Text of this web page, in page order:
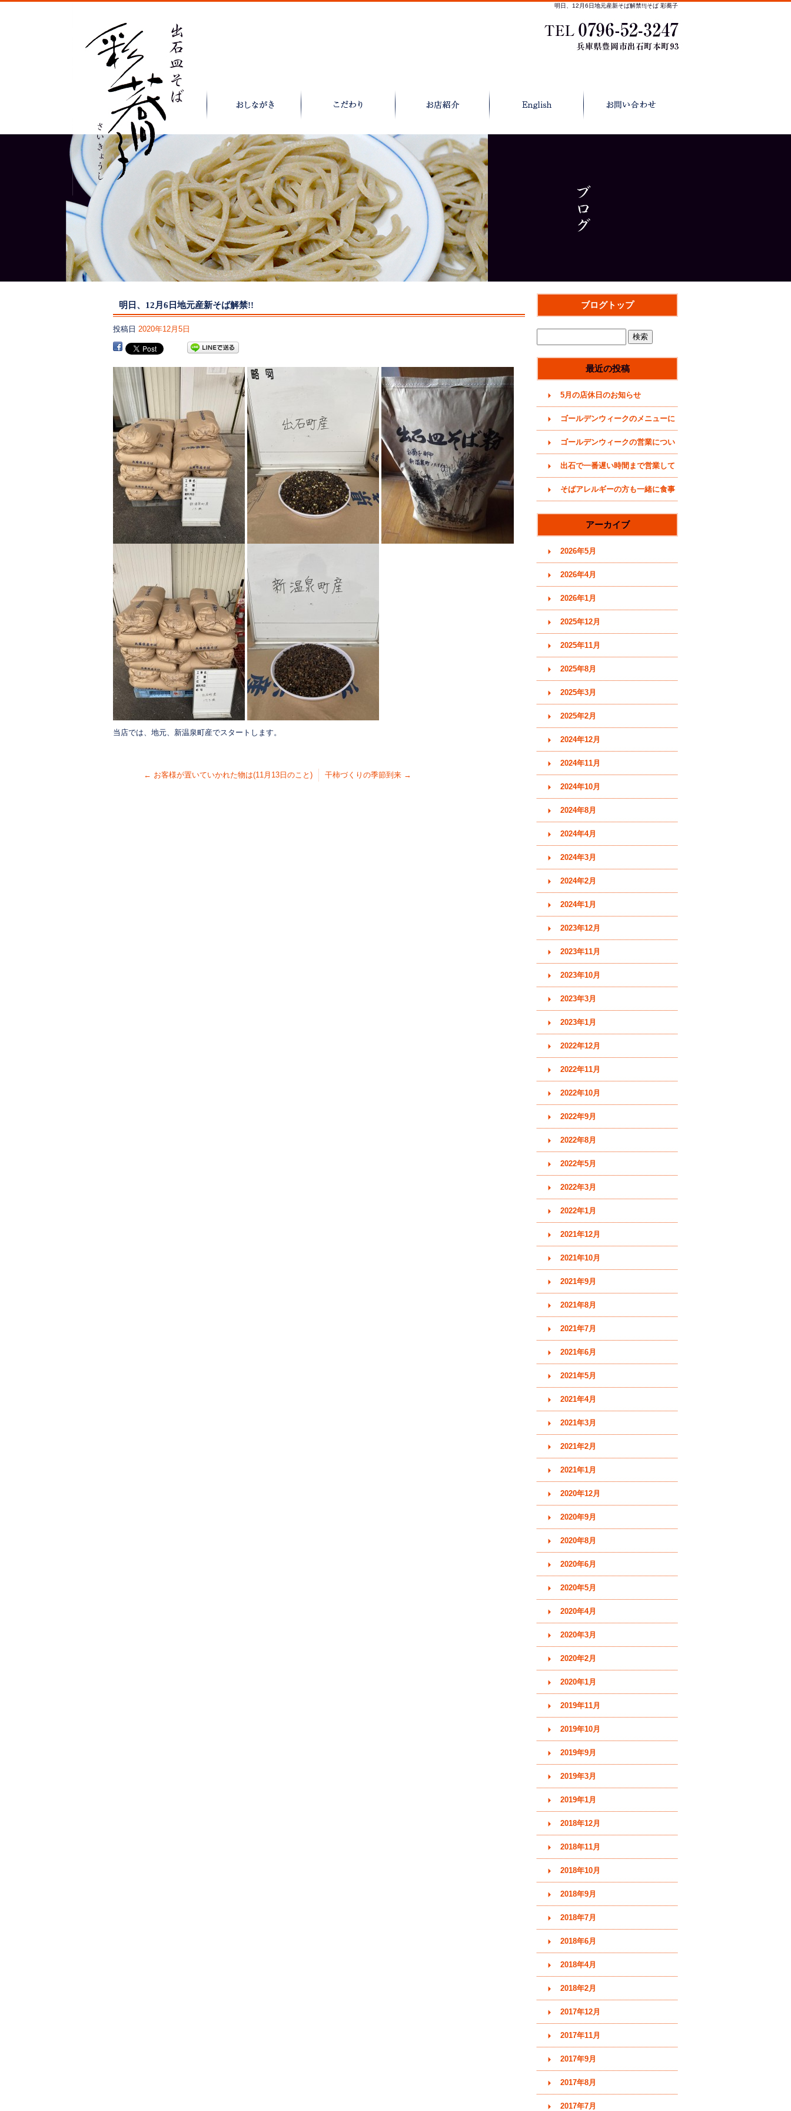
明日、12月6日地元産新そば解禁!!|そば 彩蕎子
明日、12月6日地元産新そば解禁!!
投稿日 2020年12月5日
当店では、地元、新温泉町産でスタートします。
← お客様が置いていかれた物は(11月13日のこと) 干柿づくりの季節到来 →
ブログトップ
最近の投稿
5月の店休日のお知らせ
ゴールデンウィークのメニューに
ついて(2026年)
ゴールデンウィークの営業につい
て(2026年4月29日)
出石で一番遅い時間まで営業して
いるそば屋(〜20時まで)
そばアレルギーの方も一緒に食事
をどうぞ (うどんメニューありま
す)
アーカイブ
2026年5月
2026年4月
2026年1月
2025年12月
2025年11月
2025年8月
2025年3月
2025年2月
2024年12月
2024年11月
2024年10月
2024年8月
2024年4月
2024年3月
2024年2月
2024年1月
2023年12月
2023年11月
2023年10月
2023年3月
2023年1月
2022年12月
2022年11月
2022年10月
2022年9月
2022年8月
2022年5月
2022年3月
2022年1月
2021年12月
2021年10月
2021年9月
2021年8月
2021年7月
2021年6月
2021年5月
2021年4月
2021年3月
2021年2月
2021年1月
2020年12月
2020年9月
2020年8月
2020年6月
2020年5月
2020年4月
2020年3月
2020年2月
2020年1月
2019年11月
2019年10月
2019年9月
2019年3月
2019年1月
2018年12月
2018年11月
2018年10月
2018年9月
2018年7月
2018年6月
2018年4月
2018年2月
2017年12月
2017年11月
2017年9月
2017年8月
2017年7月